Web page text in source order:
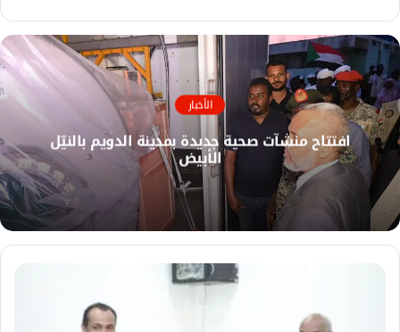
م
و
ق
ع
ا
ل
و
ي
ب
س
ب
و
ك الأخبار
افتتاح منشآت صحية جديدة بمدينة الدويم بالنيّل
الأبيض